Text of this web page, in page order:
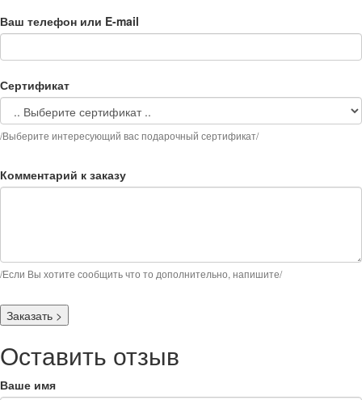
Ваш телефон или E-mail
Сертификат
/Выберите интересующий вас подарочный сертификат/
Комментарий к заказу
/Если Вы хотите сообщить что то дополнительно, напишите/
Заказать >
Оставить отзыв
Ваше имя